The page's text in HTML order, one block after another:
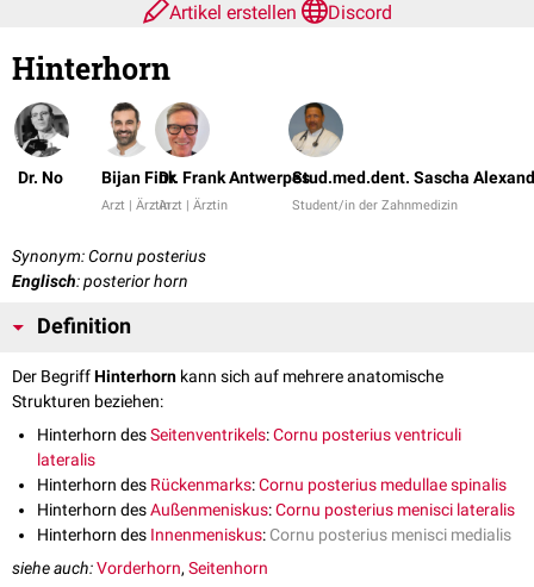
Artikel erstellen
Discord
Hinterhorn
Dr. No Bijan Fink
Arzt | Ärztin
Dr. Frank Antwerpes
Arzt | Ärztin
Stud.med.dent. Sascha
Student/in der Zahnmedizin
Synonym: Cornu posterius
Englisch: posterior horn
Definition
Der BegriffHinterhorn kann sich auf mehrere anatomische
Strukturen beziehen:
Hinterhorn desSeitenventrikels:Cornu posterius ventriculi
lateralis
Hinterhorn des Rückenmarks:Cornu posterius medullae spinalis
Hinterhorn desAußenmeniskus:Cornu posterius menisci lateralis
Hinterhorn des Innenmeniskus: Cornu posterius menisci medialis
siehe auch:Vorderhorn, Seitenhorn